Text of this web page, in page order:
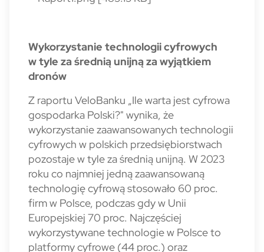
Wykorzystanie technologii cyfrowych
w tyle za średnią unijną za wyjątkiem
dronów
Z raportu VeloBanku „Ile warta jest cyfrowa
gospodarka Polski?" wynika, że
wykorzystanie zaawansowanych technologii
cyfrowych w polskich przedsiębiorstwach
pozostaje w tyle za średnią unijną. W 2023
roku co najmniej jedną zaawansowaną
technologię cyfrową stosowało 60 proc.
firm w Polsce, podczas gdy w Unii
Europejskiej 70 proc. Najczęściej
wykorzystywane technologie w Polsce to
platformy cyfrowe (44 proc.) oraz